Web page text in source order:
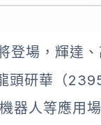
登場，輝達
頭研華（
器人等應用